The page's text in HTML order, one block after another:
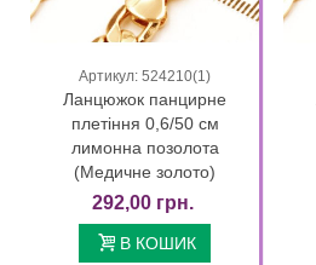
Артикул: 524210(1)
Ланцюжок панцирне
плетіння 0,6/50 см
лимонна позолота
(Медичне золото)
292,00 грн.
В КОШИК